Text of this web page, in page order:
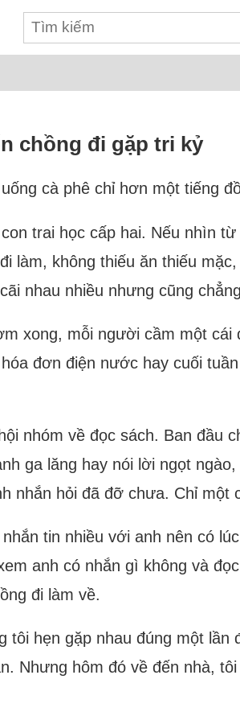
chồng đi gặp tri kỷ
cà phê chỉ hơn một tiếng
trai học cấp hai. Nếu nhìn
làm, không thiếu ăn thiếu
nhau nhiều nhưng cũng
xong, mỗi người cầm một
đơn điện nước hay cuối
nhóm về đọc sách. Ban đầu
ga lăng hay nói lời ngọt
nhắn hỏi đã đỡ chưa. Chỉ
tin nhiều với anh nên có
anh có nhắn gì không và
đi làm về.
tôi hẹn gặp nhau đúng một
Nhưng hôm đó về đến nhà,